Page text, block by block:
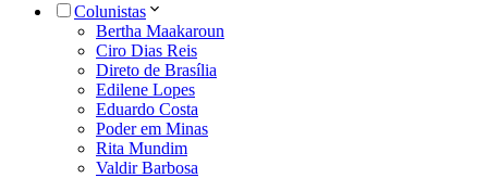
Colunistas
Bertha Maakaroun
Ciro Dias Reis
Direto de Brasília
Edilene Lopes
Eduardo Costa
Poder em Minas
Rita Mundim
Valdir Barbosa